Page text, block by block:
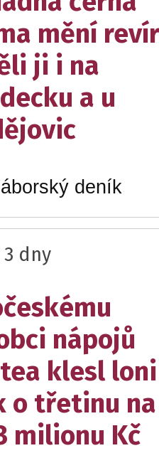
mění
ji i na
a u
deník
dny
nápojů
klesl loni
o třetinu na
milionu Kč